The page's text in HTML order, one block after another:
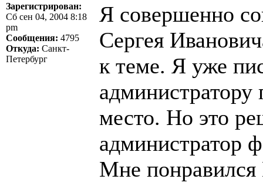
Зарегистрирован:
Сб сен 04, 2004 8:18
pm
Сообщения: 4795
Откуда: Санкт-
Петербург
Я совершенно
Сергея
к теме. Я уже
администратору
место. Но это
администратор
Мне